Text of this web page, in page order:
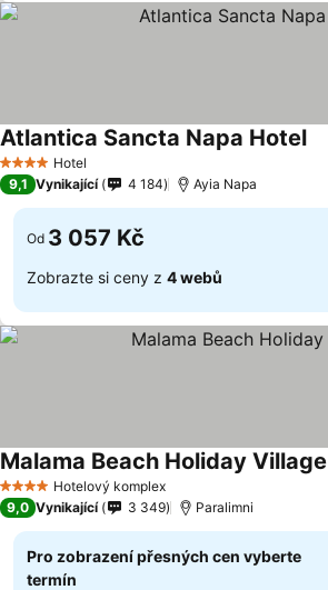
4 Počet hvězdiček
Hotel
Atlantica Sancta Napa Hotel
9,1 Vynikající 4 184 Ayia Napa
Od 3 057 Kč
Zobrazte si ceny z 4 webů
4 Počet hvězdiček
Hotelový komplex
Malama Beach Holiday Village
9,0 Vynikající 3 349 Paralimni
Pro zobrazení přesných cen vyberte
termín